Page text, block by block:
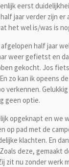
eerst
jaar verder zijn er
het wel is/was is
half jaar
weer gefietst en
gekocht. Jos
zo kan ik opeens
verkennen.
geen optie.
opgeknapt en we
op pad met de
klachten. En
deze, gemaakt
zit nu zonder werk